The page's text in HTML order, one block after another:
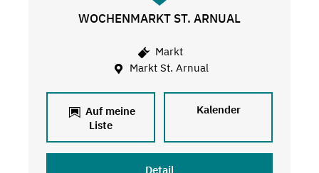
WOCHENMARKT ST. ARNUAL
Markt
Markt St. Arnual
Auf meine
Liste
Kalender
Detail